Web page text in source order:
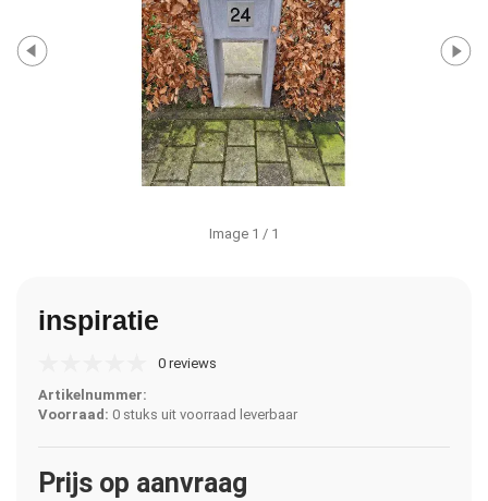
Image 1 / 1
inspiratie
0 reviews
Artikelnummer:
Voorraad: 0 stuks uit voorraad leverbaar
Prijs op aanvraag